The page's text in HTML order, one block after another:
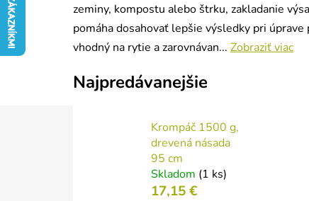
zeminy, kompostu alebo štrku, zakladanie
pomáha dosahovať lepšie výsledky pri
vhodný na rytie a zarovnávan... Zobraziť viac
Najpredávanejšie
Krompáč 1500 g,
drevená násada
95 cm
Skladom (1 ks)
17,15 €